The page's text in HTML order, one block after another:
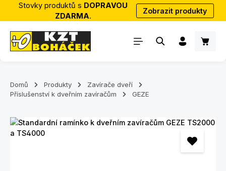
Přejít na hlavní obsah
Stovky produktů s DOPRAVOU
ZDARMA.
Zobrazit produkty
Domů Produkty
Zavírače dveří
Příslušenství k dveřním zavíračům
GEZE
Přeskočit galerii obrázků